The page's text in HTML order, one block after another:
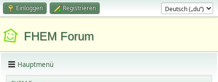
Einloggen Registrieren
FHEM Forum
Hauptmenü